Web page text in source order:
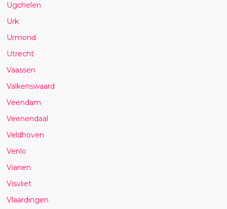
Ugchelen
Urk
Urmond
Utrecht
Vaassen
Valkenswaard
Veendam
Veenendaal
Veldhoven
Venlo
Vianen
Visvliet
Vlaardingen